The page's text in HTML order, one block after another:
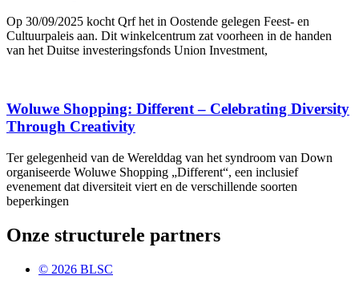
Op 30/09/2025 kocht Qrf het in Oostende gelegen Feest- en
Cultuurpaleis aan. Dit winkelcentrum zat voorheen in de handen
van het Duitse investeringsfonds Union Investment,
Woluwe Shopping: Different – Celebrating Diversity
Through Creativity
Ter gelegenheid van de Werelddag van het syndroom van Down
organiseerde Woluwe Shopping „Different“, een inclusief
evenement dat diversiteit viert en de verschillende soorten
beperkingen
Onze structurele partners
© 2026 BLSC